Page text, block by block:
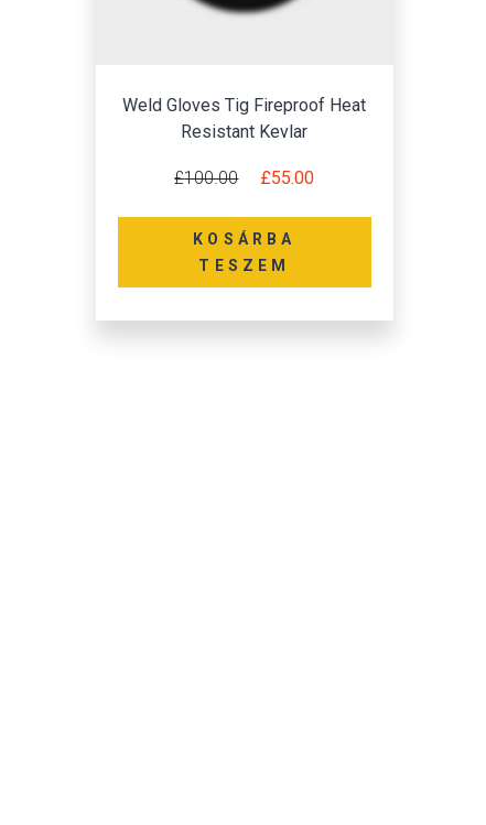
Weld Gloves Tig Fireproof Heat
Resistant Kevlar
£100.00 Original price was: £100.00.
£55.00Current price is: £55.00.
KOSÁRBA
TESZEM